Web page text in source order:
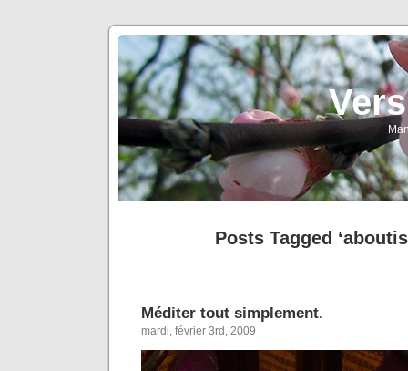
Posts Tagged
Méditer tout simplement.
mardi, février 3rd, 2009